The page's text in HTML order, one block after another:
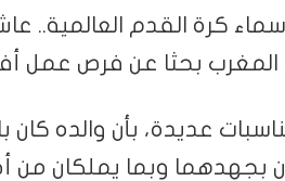
كرة القدم العالمية..
بحثا عن فرص عمل
عديدة، بأن والده كان
بجهدهما وبما يملكان